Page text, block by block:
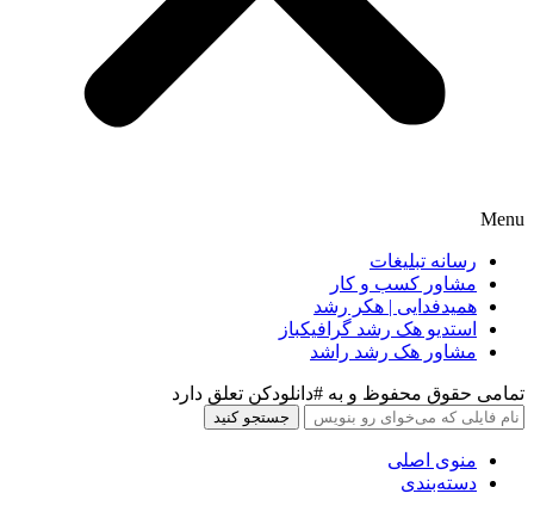
Menu
رسانه تبلیغات
مشاور کسب و کار
همیدفدایی | هکر رشد
استدیو هک رشد گرافیکباز
مشاور هک رشد راشد
تمامی حقوق محفوظ و به #دانلودکن تعلق دارد
جستجو کنید
منوی اصلی
دسته‌بندی